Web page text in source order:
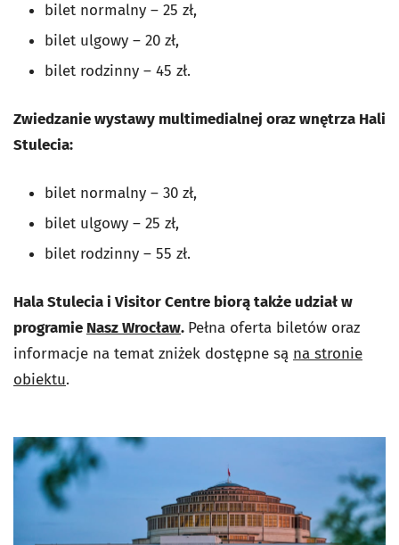
bilet normalny – 25 zł,
bilet ulgowy – 20 zł,
bilet rodzinny – 45 zł.
Zwiedzanie wystawy multimedialnej oraz wnętrza Hali
Stulecia:
bilet normalny – 30 zł,
bilet ulgowy – 25 zł,
bilet rodzinny – 55 zł.
Hala Stulecia i Visitor Centre biorą także udział w
programie Nasz Wrocław. Pełna oferta biletów oraz
informacje na temat zniżek dostępne są na stronie
obiektu.